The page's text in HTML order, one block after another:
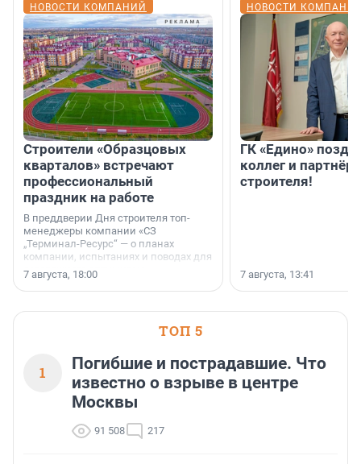
НОВОСТИ КОМПАНИЙ
Строители «Образцовых
кварталов» встречают
профессиональный
праздник на работе
В преддверии Дня строителя топ-
менеджеры компании «СЗ
„Терминал-Ресурс“ — о планах
компании, испытаниях и поводах для
осторожного оптимизма.
7 августа, 18:00
НОВОСТИ
ГК «Едино»
коллег и
строителя!
7 августа, 13:41
ТОП 5
1
Погибшие и пострадавшие. Что
известно о взрыве в центре
Москвы
91 508 217